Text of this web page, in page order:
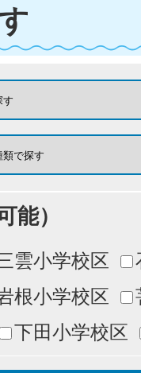
能）
雲小学校区
根小学校区
下田小学校区